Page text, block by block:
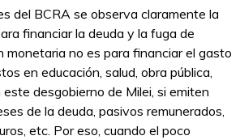
del BCRA se observa claramente la
financiar la deuda y la fuga de
monetaria no es para financiar el gasto
en educación, salud, obra pública,
desgobierno de Milei, si emiten
de la deuda, pasivos remunerados,
etc. Por eso, cuando el poco